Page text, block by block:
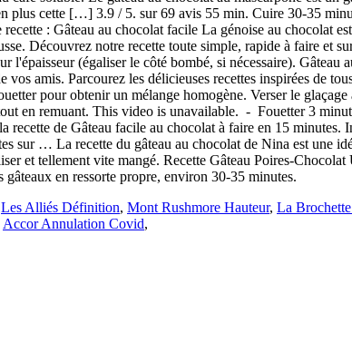
Les Alliés Définition, Mont Rushmore Hauteur, La
Accor Annulation Covid,